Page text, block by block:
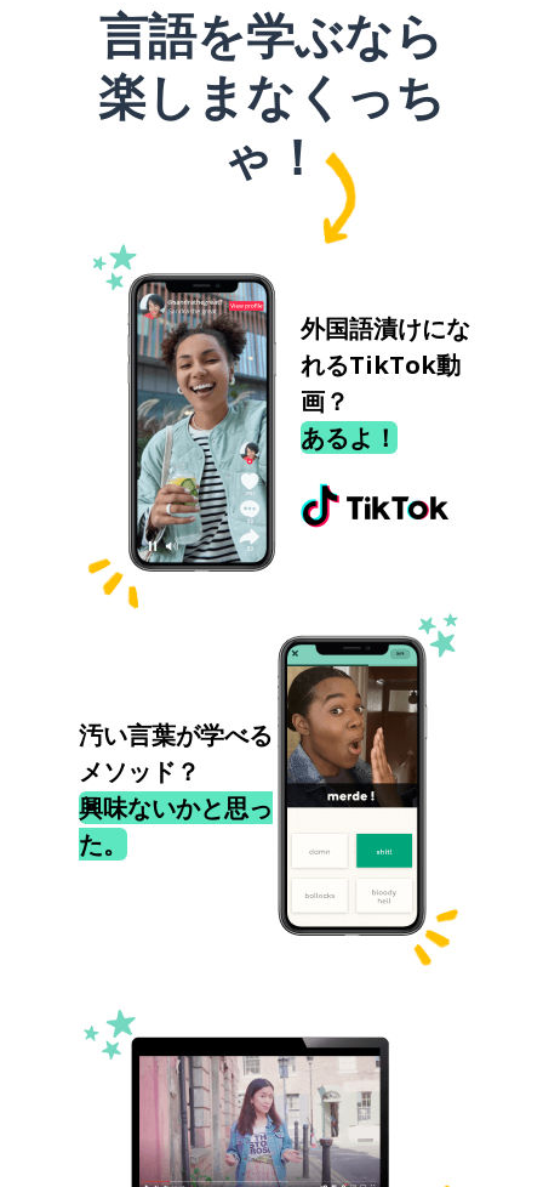
言語を学ぶなら
楽しまなくっち
ゃ！
外国語漬けにな
れるTikTok動
画？
あるよ！
汚い言葉が学べる
メソッド？
興味ないかと思っ
た。